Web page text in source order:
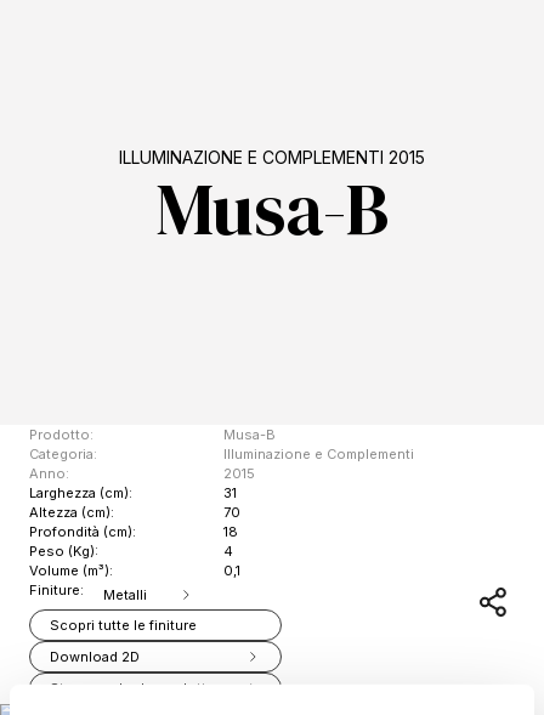
ILLUMINAZIONE E COMPLEMENTI 2015
Musa-B
Prodotto:
Categoria:
Anno:
Musa-B
Illuminazione e Complementi
2015
Larghezza (cm):
Altezza (cm):
Profondità (cm):
Peso (Kg):
Volume (m³):
31
70
18
4
0,1
Finiture:
Metalli
Scopri tutte le finiture
Download 2D
Stampa scheda prodotto